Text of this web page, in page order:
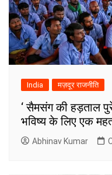
India मज़दूर राजनीति
‘ सैमसंग की हड़ताल
भविष्य के लिए एक
Abhinav Kumar